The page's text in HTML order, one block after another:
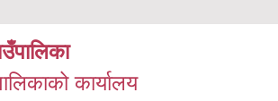
कार्यालय